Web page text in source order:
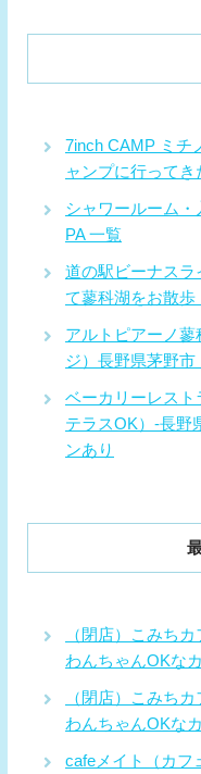
7inch CAMP ミチ
ャンプに行ってき
シャワールーム・
PA 一覧
道の駅ビーナス
て蓼科湖をお散歩
アルトピアーノ
ジ）長野県茅野市
ベーカリーレスト
テラスOK）-長野
ンあり
（閉店）こみち
わんちゃんOKな
（閉店）こみち
わんちゃんOKな
cafeメイト（カフ